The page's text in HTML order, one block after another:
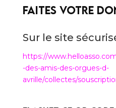
Faites votre
Sur le site
https://
-des-amis-des-orgues-d-
avrille/collectes/